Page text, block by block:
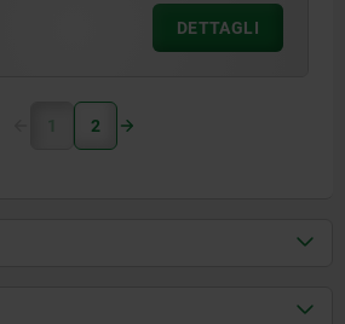
DETTAGLI
1 2